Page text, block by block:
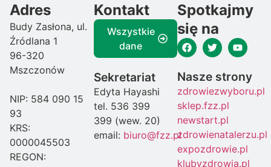
Adres
Budy Zasłona, ul.
Źródlana 1
96-320
Mszczonów
NIP: 584 090 15
93
KRS:
0000045503
REGON:
Kontakt
Wszystkie
dane
Sekretariat
Edyta Hayashi
tel. 536 399
399 (wew. 20)
email: biuro@fzz.pl
Spotkajmy
się na
Nasze strony
zdrowiezwyboru.pl
sklep.fzz.pl
newstart.pl
zdrowienatalerzu.pl
expozdrowie.pl
klubyzdrowia.pl